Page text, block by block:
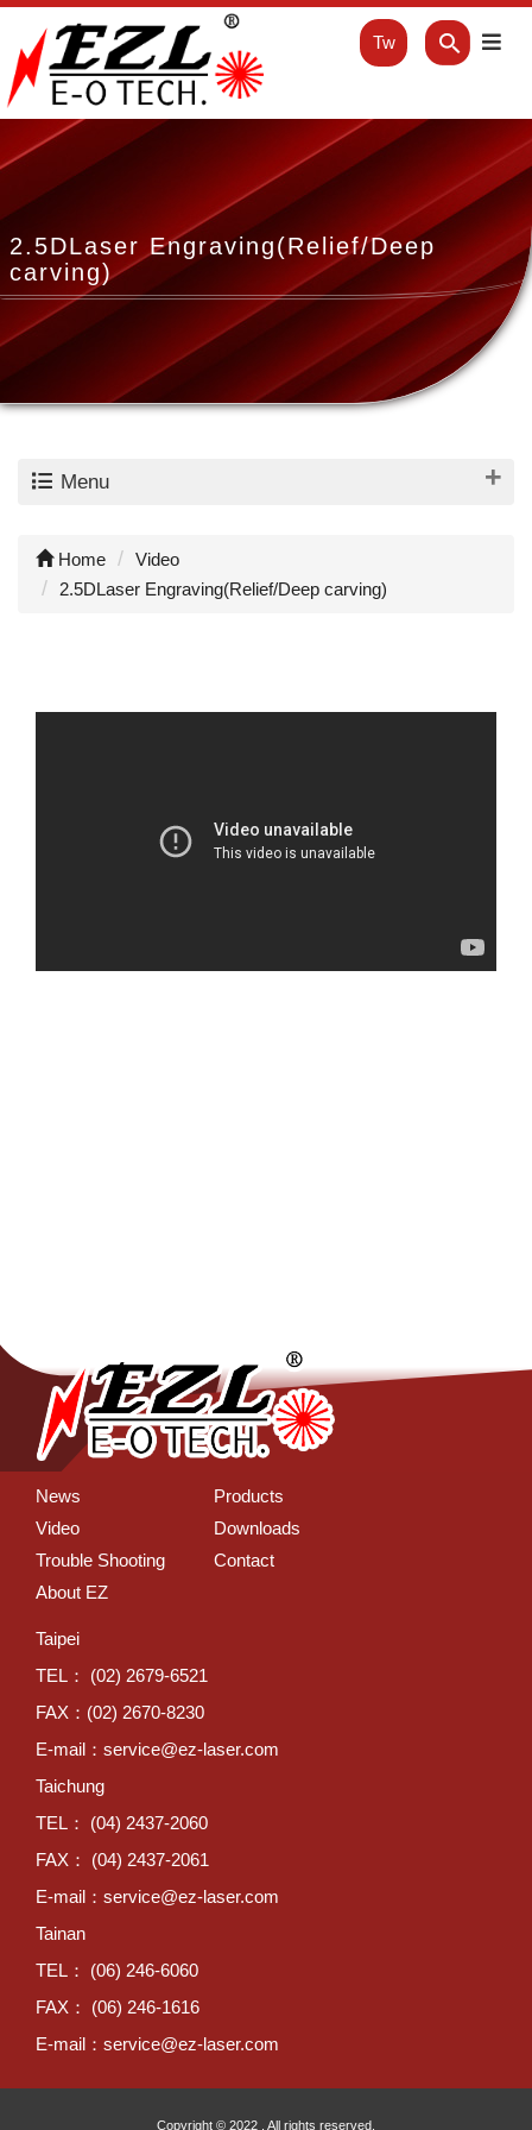
Tw
2.5DLaser Engraving(Relief/Deep
carving)
Menu
Home
Video
2.5DLaser Engraving(Relief/Deep carving)
News
Products
Video
Downloads
Trouble Shooting
Contact
About EZ
Taipei
TEL： (02) 2679-6521
FAX：(02) 2670-8230
E-mail： service@ez-laser.com
Taichung
TEL： (04) 2437-2060
FAX： (04) 2437-2061
E-mail： service@ez-laser.com
Tainan
TEL： (06) 246-6060
FAX： (06) 246-1616
E-mail： service@ez-laser.com
Copyright © 2022 . All rights reserved.